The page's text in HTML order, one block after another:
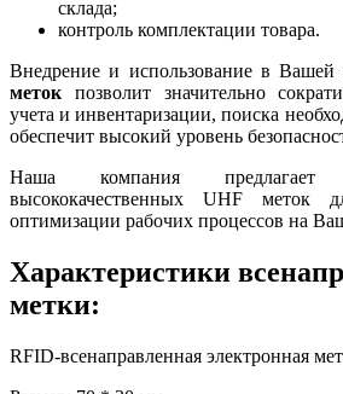
склада;
контроль комплектации товара.
Внедрение и использование в Вашей
меток
позволит значительно
учета и инвентаризации, поиска
обеспечит высокий уровень
Наша компания
высококачественных UHF меток
оптимизации рабочих процессов на
Характеристики
метки:
RFID-всенаправленная электронная